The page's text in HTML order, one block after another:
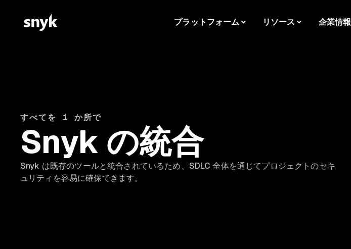
プラットフォーム リソース 企業情報
すべてを 1 か所で
Snyk の統合
Snyk は既存のツールと統合されているため、SDLC 全体を通じてプロジェクトのセキ
ュリティを容易に確保できます。